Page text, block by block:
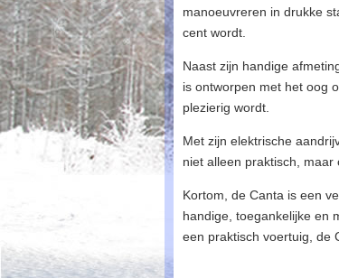
manoeuvreren in drukke
cent wordt.
Naast zijn handige
is ontworpen met het oog
plezierig wordt.
Met zijn elektrische
niet alleen praktisch, maar
Kortom, de Canta is een
handige, toegankelijke en
een praktisch voertuig, de